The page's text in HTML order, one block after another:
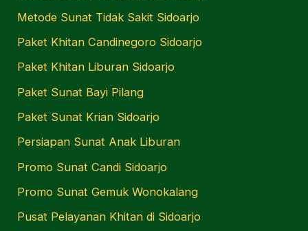
Metode Sunat Tidak Sakit Sidoarjo
Paket Khitan Candinegoro Sidoarjo
Paket Khitan Liburan Sidoarjo
Paket Sunat Bayi Pilang
Paket Sunat Krian Sidoarjo
Persiapan Sunat Anak Liburan
Promo Sunat Candi Sidoarjo
Promo Sunat Gemuk Wonokalang
Pusat Pelayanan Khitan di Sidoarjo